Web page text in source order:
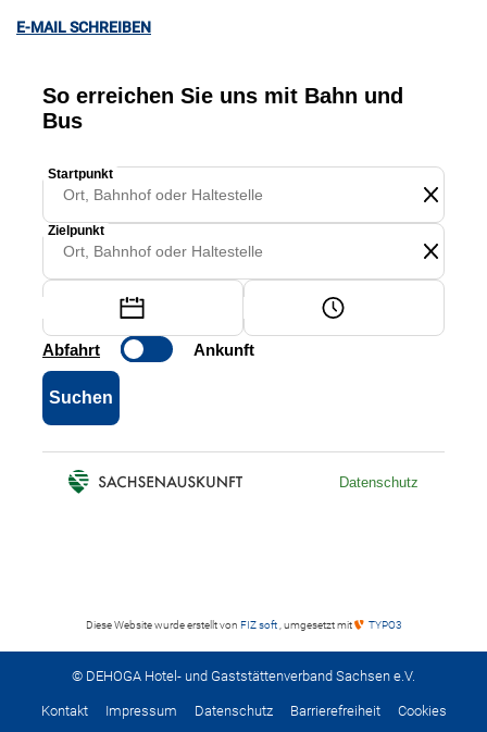
E-MAIL SCHREIBEN
Diese Website wurde erstellt von FIZ soft , umgesetzt mit TYPO3
© DEHOGA Hotel- und Gaststättenverband Sachsen e.V.
Kontakt Impressum Datenschutz Barrierefreiheit Cookies